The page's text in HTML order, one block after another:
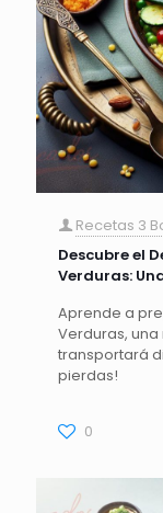
Recetas 3
Descubre el
Verduras:
Aprende a
Verduras,
transportará
pierdas!
0